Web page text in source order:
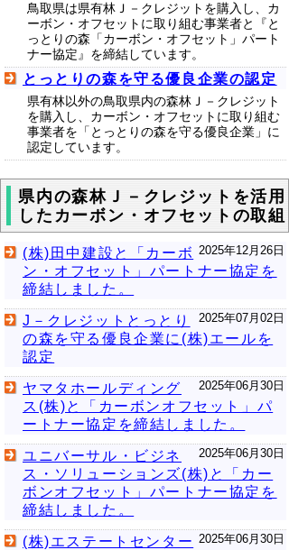
鳥取県は県有林Ｊ－クレジットを購入し、カ
ーボン・オフセットに取り組む事業者と『と
っとりの森「カーボン・オフセット」パート
ナー協定』を締結しています。
とっとりの森を守る優良企業の認定
県有林以外の鳥取県内の森林Ｊ－クレジット
を購入し、カーボン・オフセットに取り組む
事業者を「とっとりの森を守る優良企業」に
認定しています。
県内の森林Ｊ－クレジットを活用
したカーボン・オフセットの取組
2025年12月26日
(株)田中建設と「カーボ
ン・オフセット」パートナー協定を
締結しました。
2025年07月02日
J－クレジットとっとり
の森を守る優良企業に(株)エールを
認定
2025年06月30日
ヤマタホールディング
ス(株)と「カーボンオフセット」パ
ートナー協定を締結しました。
2025年06月30日
ユニバーサル・ビジネ
ス・ソリューションズ(株)と「カー
ボンオフセット」パートナー協定を
締結しました。
2025年06月30日
(株)エステートセンター